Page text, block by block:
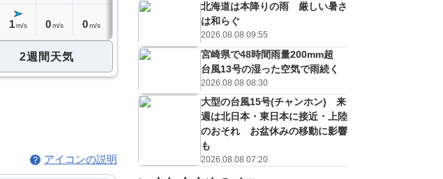
1 m/s 0m/s 0 m/s m/s 0m/s
2週間天気
アイコンの説明
北海道は本降りの雨 厳しい暑さ
は和らぐ
2026.08.08 09:55
宮崎県で48時間雨量200mm超
台風13号の湿った空気で雨続く
2026.08.08 08:30
大型の台風15号(チャンホン) 来
週は北日本・東日本に接近・上陸
のおそれ お盆休みの移動に影響
も
2026.08.08 07:20